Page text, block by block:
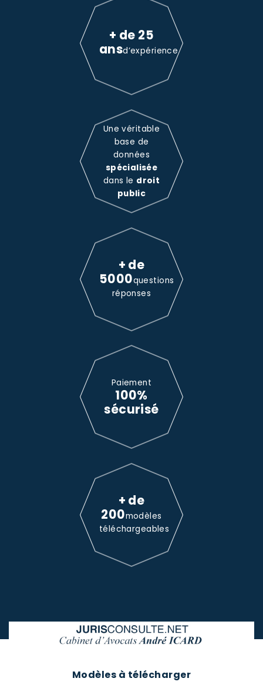
+ de 25
ansd’expérience
Une véritable
base de
données
spécialisée
dans le droit
public
+ de
5000questions
réponses
Paiement
100%
sécurisé
+ de
200modèles
téléchargeables
Modèles à télécharger